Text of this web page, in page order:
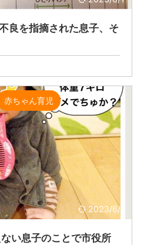
良を指摘された息子、そ
2023/6/1
赤ちゃん育児
い息子のことで市役所